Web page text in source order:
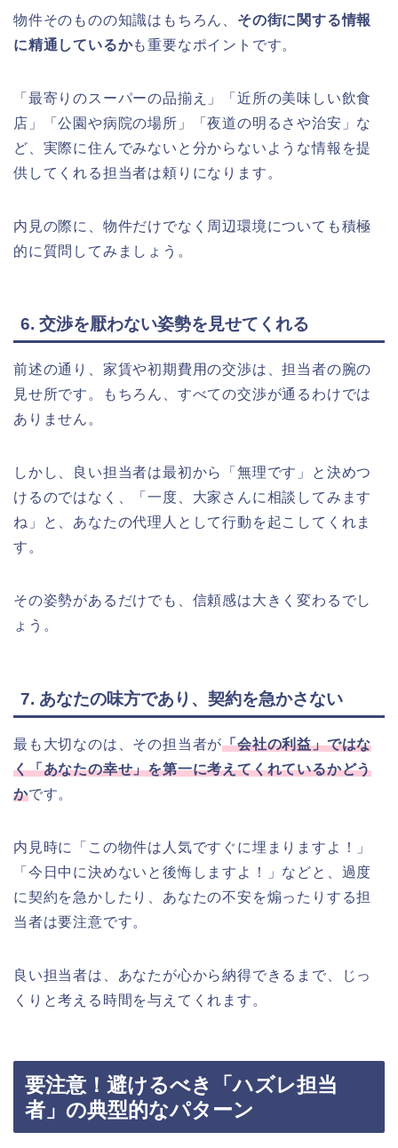
物件そのものの知識はもちろん、 その街に関する情報
に精通しているかも重要なポイントです。
「最寄りのスーパーの品揃え」「近所の美味しい飲食
店」「公園や病院の場所」「夜道の明るさや治安」な
ど、実際に住んでみないと分からないような情報を提
供してくれる担当者は頼りになります。
内見の際に、物件だけでなく周辺環境についても積極
的に質問してみましょう。
6. 交渉を厭わない姿勢を見せてくれる
前述の通り、家賃や初期費用の交渉は、担当者の腕の
見せ所です。もちろん、すべての交渉が通るわけでは
ありません。
しかし、良い担当者は最初から「無理です」と決めつ
けるのではなく、「一度、大家さんに相談してみます
ね」と、あなたの代理人として行動を起こしてくれま
す。
その姿勢があるだけでも、信頼感は大きく変わるでし
ょう。
7. あなたの味方であり、契約を急かさない
最も大切なのは、その担当者が「会社の利益」ではな
く「あなたの幸せ」を第一に考えてくれているかどう
かです。
内見時に「この物件は人気ですぐに埋まりますよ！」
「今日中に決めないと後悔しますよ！」などと、過度
に契約を急かしたり、あなたの不安を煽ったりする担
当者は要注意です。
良い担当者は、あなたが心から納得できるまで、じっ
くりと考える時間を与えてくれます。
要注意！避けるべき「ハズレ担当
者」の典型的なパターン